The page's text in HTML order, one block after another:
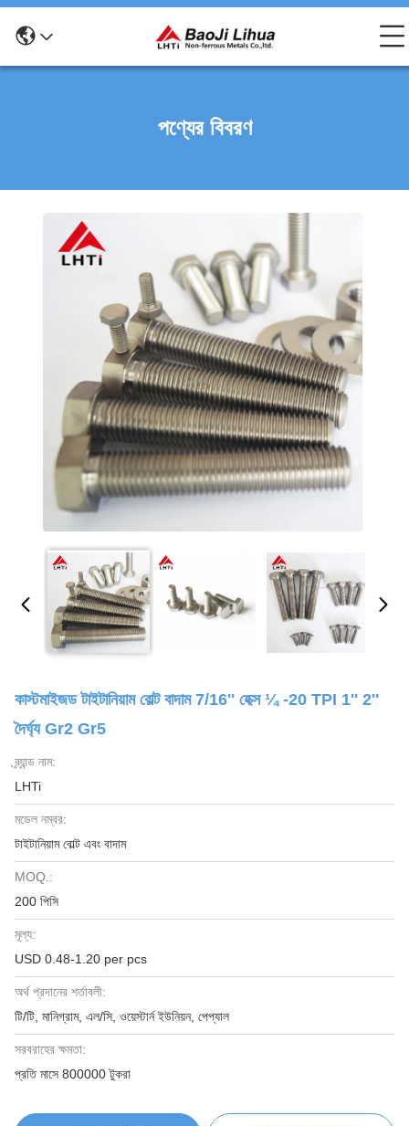
পণ্যের বিবরণ
কাস্টমাইজড টাইটানিয়াম বোল্ট বাদাম 7/16'' হেক্স ¼ -20 TPI 1'' 2''
দৈর্ঘ্য Gr2 Gr5
ব্র্যান্ড নাম:
LHTi
মডেল নম্বর:
টাইটানিয়াম বোল্ট এবং বাদাম
MOQ.:
200 পিসি
মূল্য:
USD 0.48-1.20 per pcs
অর্থ প্রদানের শর্তাবলী:
টি/টি, মানিগ্রাম, এল/সি, ওয়েস্টার্ন ইউনিয়ন, পেপ্যাল
সরবরাহের ক্ষমতা:
প্রতি মাসে 800000 টুকরা